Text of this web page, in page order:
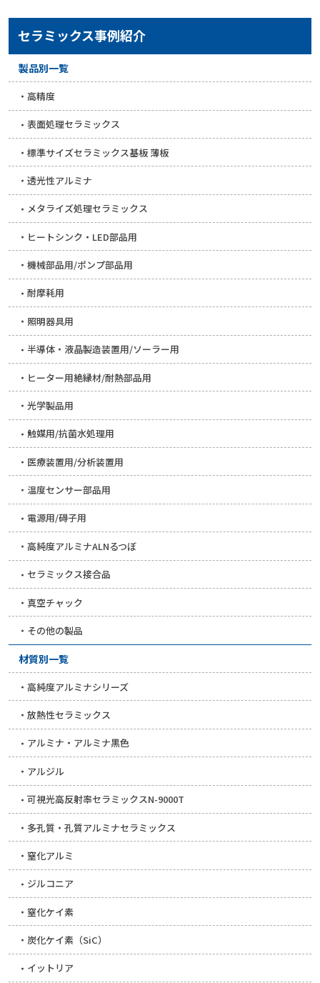
セラミックス事例紹介
製品別一覧
高精度
表面処理セラミックス
標準サイズセラミックス基板 薄板
透光性アルミナ
メタライズ処理セラミックス
ヒートシンク・LED部品用
機械部品用/ポンプ部品用
耐摩耗用
照明器具用
半導体・液晶製造装置用/ソーラー用
ヒーター用絶縁材/耐熱部品用
光学製品用
触媒用/抗菌水処理用
医療装置用/分析装置用
温度センサー部品用
電源用/碍子用
高純度アルミナALNるつぼ
セラミックス接合品
真空チャック
その他の製品
材質別一覧
高純度アルミナシリーズ
放熱性セラミックス
アルミナ・アルミナ黒色
アルジル
可視光高反射率セラミックスN-9000T
多孔質・孔質アルミナセラミックス
窒化アルミ
ジルコニア
窒化ケイ素
炭化ケイ素（SiC）
イットリア